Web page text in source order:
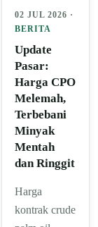
02 JUL 2026 ·
BERITA
Update
Pasar:
Harga CPO
Melemah,
Terbebani
Minyak
Mentah
dan Ringgit
Harga
kontrak crude